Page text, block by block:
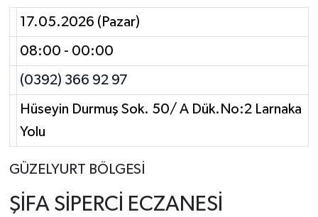
17.05.2026 (Pazar)
08:00 - 00:00
(0392) 366 92 97
Hüseyin Durmuş Sok. 50/ A Dük.No:2 Larnaka
Yolu
GÜZELYURT BÖLGESİ
ŞİFA SİPERCİ ECZANESİ